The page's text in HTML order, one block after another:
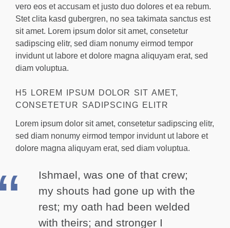
vero eos et accusam et justo duo dolores et ea rebum.
Stet clita kasd gubergren, no sea takimata sanctus est
sit amet. Lorem ipsum dolor sit amet, consetetur
sadipscing elitr, sed diam nonumy eirmod tempor
invidunt ut labore et dolore magna aliquyam erat, sed
diam voluptua.
H5 LOREM IPSUM DOLOR SIT AMET,
CONSETETUR SADIPSCING ELITR
Lorem ipsum dolor sit amet, consetetur sadipscing elitr,
sed diam nonumy eirmod tempor invidunt ut labore et
dolore magna aliquyam erat, sed diam voluptua.
Ishmael, was one of that crew;
my shouts had gone up with the
rest; my oath had been welded
with theirs; and stronger I